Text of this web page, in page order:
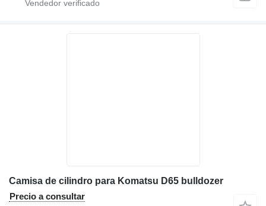
Camisa de cilindro para Komatsu D65 bulldozer
Precio a consultar